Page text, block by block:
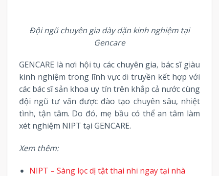
Đội ngũ chuyên gia dày dặn kinh nghiệm tại
Gencare
GENCARE là nơi hội tụ các chuyên gia, bác sĩ giàu
kinh nghiệm trong lĩnh vực di truyền kết hợp với
các bác sĩ sản khoa uy tín trên khắp cả nước cùng
đội ngũ tư vấn được đào tạo chuyên sâu, nhiệt
tình, tận tâm. Do đó, mẹ bầu có thể an tâm làm
xét nghiệm NIPT tại GENCARE.
Xem thêm:
NIPT – Sàng lọc dị tật thai nhi ngay tại nhà